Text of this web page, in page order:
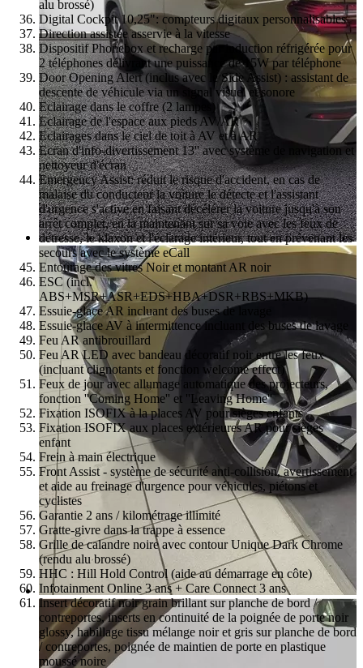
alu brossé)
Digital Cockpit 10,25": compteurs digitaux personnalisables
Direction assistée asservie à la vitesse
Dispositif Phonebox et recharge par induction réfrigérée pour
2 téléphones délivrant une puissance de 15W par téléphone
Door Opening Alert (inclus avec le Side Assist) : assistant de
descente de véhicule via un signal visuel et sonore
Eclairage dans le coffre (2 lampes)
Eclairage de l'espace aux pieds AV/AR
Eclairages dans le ciel de toit à AV et à AR
Ecran d'info-divertissement 13'' avec système de navigation et
nettoyeur d'écran
Emergency Assist: réduit le risque d'accident, en cas de
malaise du conducteur la voiture le détecte et l'assistant
d'urgence s'active en faisant décélérer la voiture jusqu'à son
arrêt complet, en la maintenant sur sa voie avec les feux de
détresse, le klaxon et l'éclarage intérieur, tout en prévenant les
secours avec le système eCall
Entourage des vitres Noir et montant AR noir
ESC (incl.
ABS+MSR+ASR+EDS+HBA+DSR+RBS+MKB)
Essuie-glace AR incluant des buses de lavage
Essuie-glace AV à intermittence incluant des buses de lavage
Feu AR antibrouillard
Feu AR LED avec bandeau décoratif noir entre les feux
(incluant clignotants et fonction welcome effect)
Feux de jour avec allumage automatique des projecteurs,
fonction ''Coming Home'' et ''Leaving Home''
Fixation ISOFIX à la places AV pour sièges enfants
Fixation ISOFIX aux places extérieures AR pour sièges
enfant
Frein à main électrique
Front Assist - système de sécurité anti-collision, avertissement
et aide au freinage d'urgence pour véhicules, piétons et
cyclistes
Garantie 2 ans / kilométrage illimité
Gratte-givre dans la trappe à essence
Grille de calandre noire avec contour Unique Dark Chrome
(rendu alu brossé)
HHC : Hill Hold Control (aide au démarrage en côte)
Infotainment Online 3 ans + Care Connect 3 ans
Insert décoratif noir grain brillant sur planche de bord /
contreportes, inserts en continuité de la poignée de porte noir
glossy, habillage tissu mélange noir et gris sur planche de bord
/ contreportes, poignée de maintien de porte en plastique
moussé noire